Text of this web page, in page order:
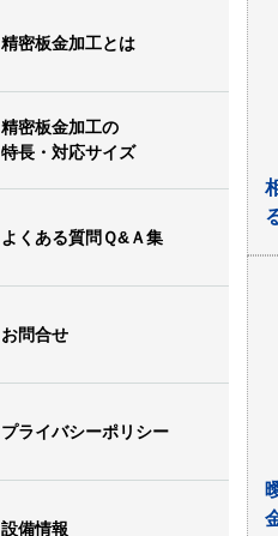
精密板金加工とは
精密板金加工の
特長・対応サイズ
よくある質問Ｑ&Ａ集
お問合せ
プライバシーポリシー
設備情報